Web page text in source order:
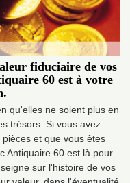
fiduciaire de vos
60 est à votre
qu'elles ne soient plus en
trésors. Si vous avez
et que vous êtes
Antiquaire 60 est là pour
sur l'histoire de vos